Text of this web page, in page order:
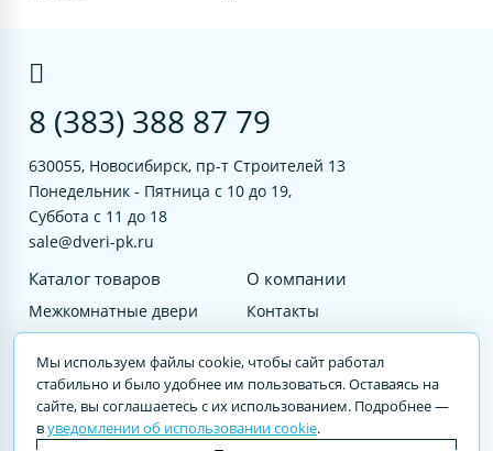
8 (383) 388 87 79
630055, Новосибирск, пр-т Строителей 13
Понедельник - Пятница с 10 до 19,
Суббота с 11 до 18
sale@dveri-pk.ru
Каталог товаров
Межкомнатные двери
Входные двери
Услуги
О компании
Контакты
© 2023 DVERI-PK.RU Авторские права защищены. Полное или частичное
Мы используем файлы cookie, чтобы сайт работал
стабильно и было удобнее им пользоваться. Оставаясь на
сайте, вы соглашаетесь с их использованием. Подробнее —
вуведомлении об использовании cookie.